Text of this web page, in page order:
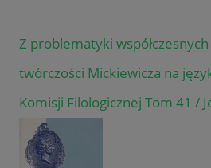
Z problematyki
twórczości Mickiewicza na
Komisji Filologicznej Tom 41 /